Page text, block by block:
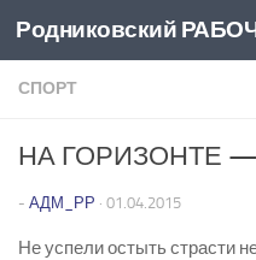
Перейти к
Родниковский
СПОРТ
НА ГОРИЗОНТЕ
- АДМ_РР · 01.04.2015
Не успели остыть страсти